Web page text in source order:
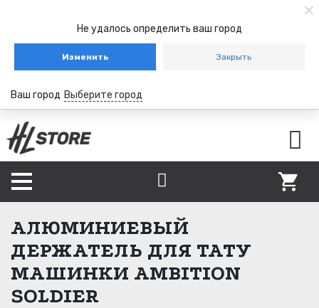
Не удалось определить ваш город
Изменить Закрыть
Ваш город Выберите город
АЛЮМИНИЕВЫЙ
ДЕРЖАТЕЛЬ ДЛЯ ТАТУ
МАШИНКИ AMBITION
SOLDIER